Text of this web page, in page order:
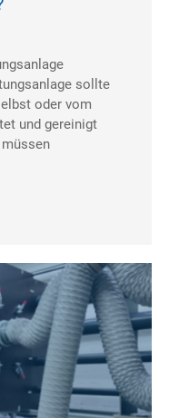
sollte
oder vom
und gereinigt